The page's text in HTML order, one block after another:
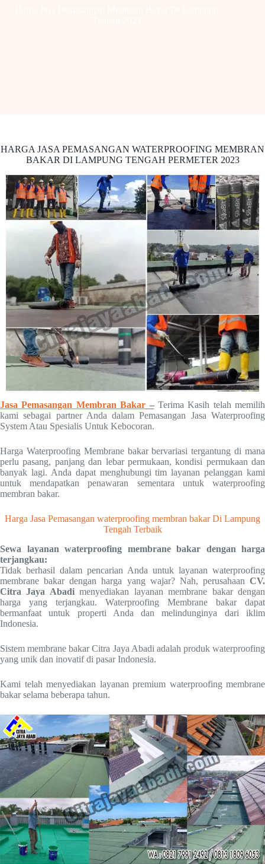
HARGA JASA PEMASANGAN WATERPROOFING MEMBRAN
BAKAR DI LAMPUNG TENGAH PERMETER 2023
Jasa Pemasangan Membran Bakar –Terima Kasih telah memilih
kami sebagai partner Anda dalam Pemasangan Jasa Waterproofing
System Atau Spesialis Untuk Kebocoran.
Harga Waterproofing Membrane bakar bervariasi tergantung di mana
perlu pasang, panjang dan lebar permukaan, kondisi permukaan dan
banyak lagi. Anda dapat menghubungi tim layanan pelanggan kami
untuk mendapatkan penawaran sementara untuk waterproofing
membran bakar.
Harga Jasa Pemasangan waterproofing membran bakar Di Lampung
Tengah Terbaik
Sewa layanan waterproofing membrane bakar dengan harga
terjangkau:
Tidak berhasil dalam pencarian Anda untuk layanan waterproofing
membrane bakar dengan harga yang wajar? Nah, perusahaan CV.
Citra Jaya Abadimenyediakan layanan membrane bakar dengan
harga yang terjangkau. Waterproofing Membrane bakar dapat
bermanfaat untuk properti Anda dan melindunginya dari iklim
Indonesia.
Sistem membrane bakar Citra Jaya Abadi adalah produk waterproofing
yang unik dan inovatif di pasar Indonesia.
Kami telah menyediakan layanan premium waterproofing membrane
bakar selama beberapa tahun.